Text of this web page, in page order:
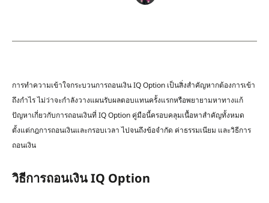
การทำความเข้าใจกระบวนการถอนเงิน IQ Option เป็นสิ่งสำคัญหากต้องการเข้า
ถึงกำไร ไม่ว่าจะกำลังวางแผนรับผลตอบแทนครั้งแรกหรือพยายามหาทางแก้
ปัญหาเกี่ยวกับการถอนเงินที่ IQ Option คู่มือนี้ครอบคลุมเนื้อหาสำคัญทั้งหมด
ตั้งแต่กฎการถอนเงินและกรอบเวลา ไปจนถึงข้อจำกัด ค่าธรรมเนียม และวิธีการ
ถอนเงิน
วิธีการถอนเงิน IQ Option